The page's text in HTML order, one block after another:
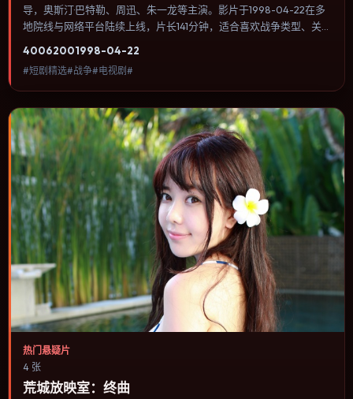
导，奥斯汀·巴特勒、周迅、朱一龙等主演。影片于1998-04-22在多
地院线与网络平台陆续上线，片长141分钟，适合喜欢战争类型、关注
节奏与视听语言统一，可作为休闲观影或类型片补片的选择。
40062001998-04-22
#短剧精选#战争#电视剧#
热门悬疑片
4 张
荒城放映室：终曲